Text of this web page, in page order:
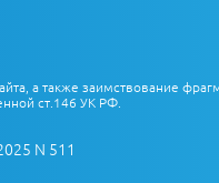
а также заимствование
ст.146 УК РФ.
N 511